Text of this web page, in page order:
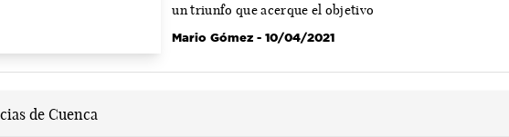
un triunfo que acerque el objetivo
Mario Gómez - 10/04/2021